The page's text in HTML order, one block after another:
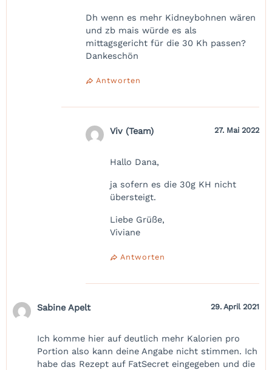
Dh wenn es mehr Kidneybohnen wären
und zb mais würde es als
mittagsgericht für die 30 Kh passen?
Dankeschön
Antworten
Viv (Team) 27. Mai 2022
Hallo Dana,
ja sofern es die 30g KH nicht
übersteigt.
Liebe Grüße,
Viviane
Antworten
Sabine Apelt 29. April 2021
Ich komme hier auf deutlich mehr Kalorien pro
Portion also kann deine Angabe nicht stimmen. Ich
habe das Rezept auf FatSecret eingegeben und die